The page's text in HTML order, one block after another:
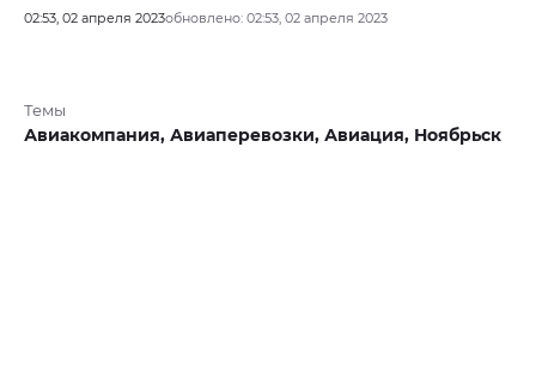
02:53, 02 апреля 2023обновлено: 02:53, 02 апреля 2023
Темы
Авиакомпания, Авиаперевозки, Авиация, Ноябрьск